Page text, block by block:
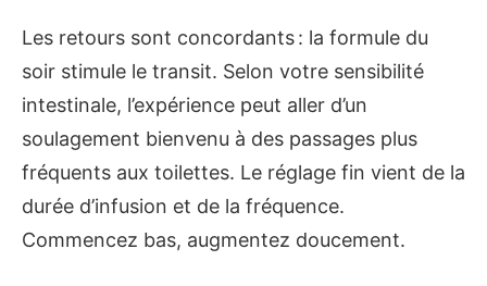
Les retours sont concordants : la formule du
soir stimule le transit. Selon votre sensibilité
intestinale, l’expérience peut aller d’un
soulagement bienvenu à des passages plus
fréquents aux toilettes. Le réglage fin vient de la
durée d’infusion et de la fréquence.
Commencez bas, augmentez doucement.